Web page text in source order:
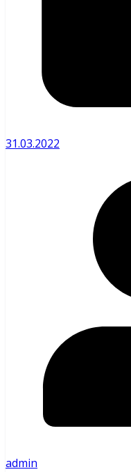
31.03.2022
admin